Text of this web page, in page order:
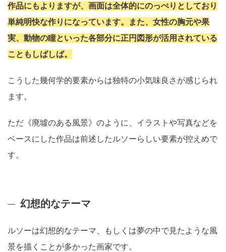
作品にもよりますが、画面は全体的にのっぺりとしており
単純明快な作りになっています。また、女性の胸元や果
実、動物の瞳といった各部分に正円図形が活用されている
こともしばしば。
こうした幾何学的要素からは独特の小気味良さが感じられ
ます。
ただ《廃墟のある風景》のように、イラストや写真などを
ベースにした作品は前述したルソーらしい要素が控えめで
す。
幻想的なテーマ
ルソーは幻想的なテーマ、もしくは夢の中で見たような風
景を描くことが多かった画家です。